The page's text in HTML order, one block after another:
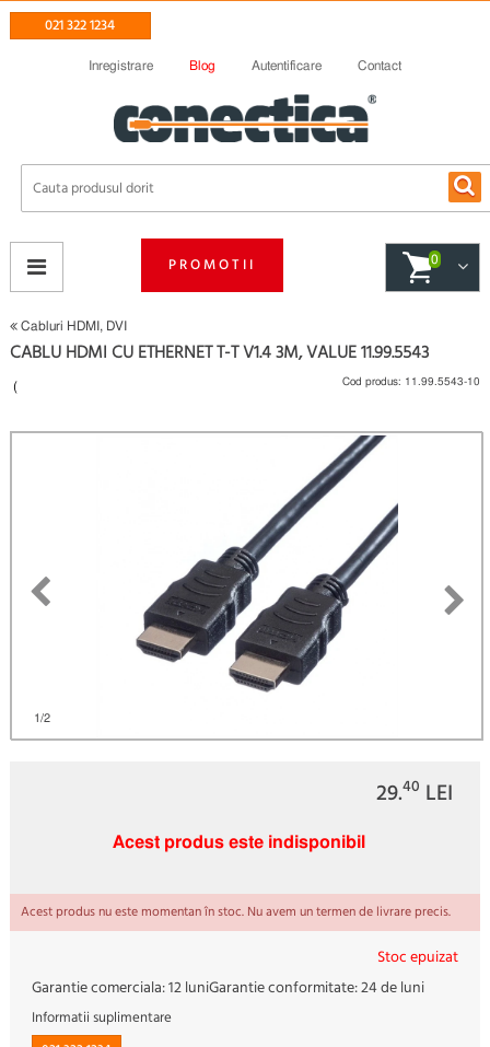
021 322 1234
Inregistrare Blog Autentificare Contact
PROMOTII 0
Cabluri HDMI, DVI
1/2
CABLU HDMI CU ETHERNET T-T V1.4 3M, VALUE 11.99.5543
(
Cod produs: 11.99.5543-10
29.40 LEI
Acest produs este indisponibil
Acest produs nu este momentan în stoc. Nu avem un termen de livrare precis.
Stoc epuizat
Garantie comerciala:12 luniGarantie conformitate:24 de luni
Informatii suplimentare